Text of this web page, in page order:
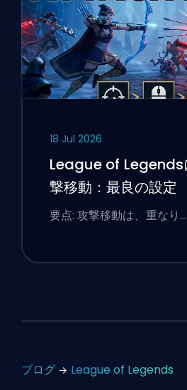
18 Jul 2026
League of Legends
撃移動：最良の設定
要点: 攻撃移動は、重なり…
ブログ League of Legends